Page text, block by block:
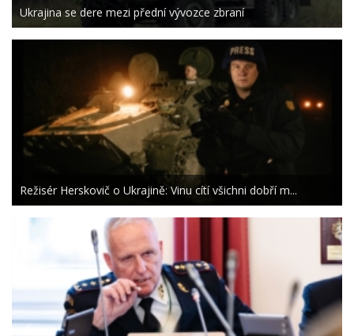
Ukrajina se dere mezi přední vývozce zbraní
Režisér Herskovič o Ukrajině: Vinu cítí všichni dobří m...